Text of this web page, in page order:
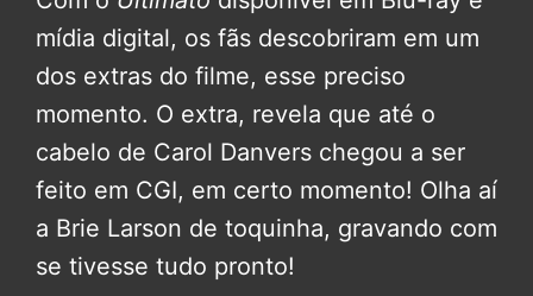
mídia digital, os fãs descobriram em um
dos extras do filme, esse preciso
momento. O extra, revela que até o
cabelo de Carol Danvers chegou a ser
feito em CGI, em certo momento! Olha aí
a Brie Larson de toquinha, gravando com
se tivesse tudo pronto!